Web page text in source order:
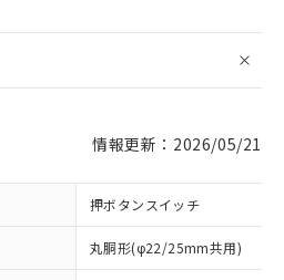
情報更新：2026/05/21
押ボタンスイッチ
丸胴形(φ22/25mm共用)